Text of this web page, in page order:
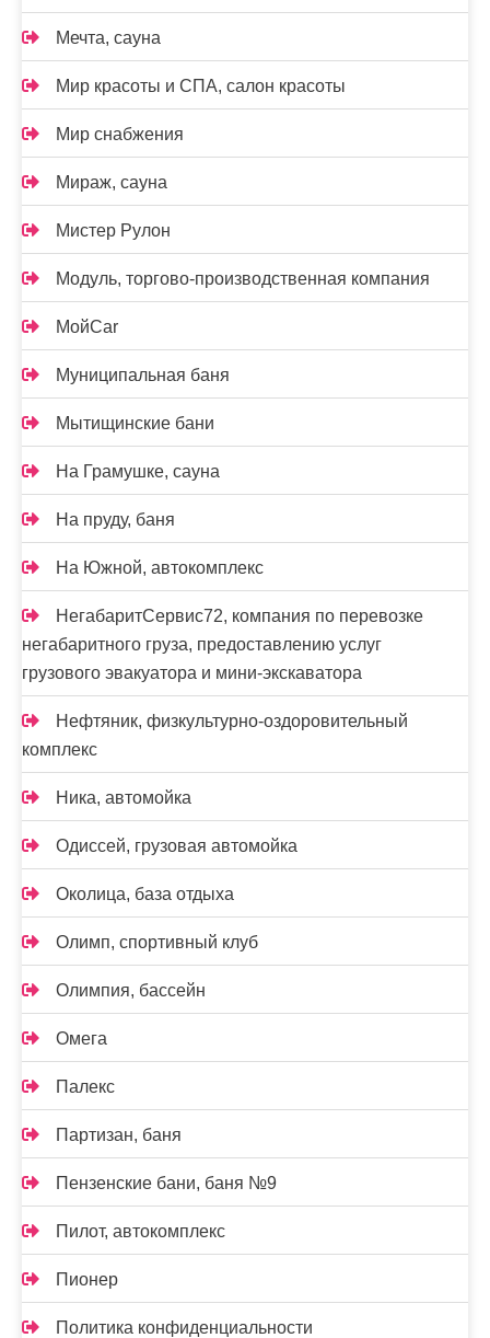
Мечта, сауна
Мир красоты и СПА, салон красоты
Мир снабжения
Мираж, сауна
Мистер Рулон
Модуль, торгово-производственная компания
МойCar
Муниципальная баня
Мытищинские бани
На Грамушке, сауна
На пруду, баня
На Южной, автокомплекс
НегабаритСервис72, компания по перевозке
негабаритного груза, предоставлению услуг
грузового эвакуатора и мини-экскаватора
Нефтяник, физкультурно-оздоровительный
комплекс
Ника, автомойка
Одиссей, грузовая автомойка
Околица, база отдыха
Олимп, спортивный клуб
Олимпия, бассейн
Омега
Палекс
Партизан, баня
Пензенские бани, баня №9
Пилот, автокомплекс
Пионер
Политика конфиденциальности